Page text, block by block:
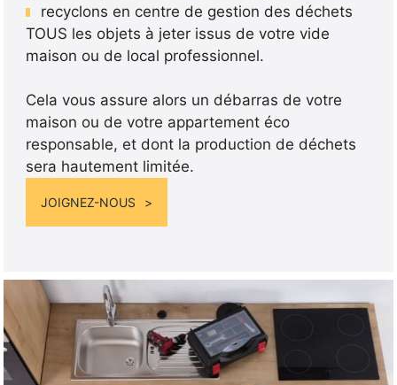
recyclons en centre de gestion des déchets
TOUS les objets à jeter issus de votre vide
maison ou de local professionnel.
Cela vous assure alors un débarras de votre
maison ou de votre appartement éco
responsable, et dont la production de déchets
sera hautement limitée.
JOIGNEZ-NOUS